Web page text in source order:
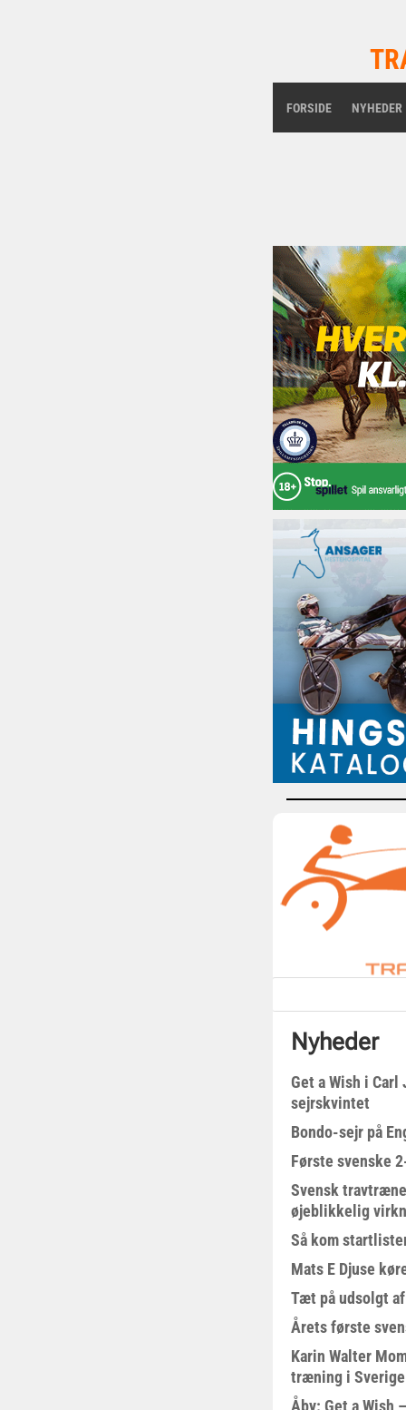
FORSIDE NYHEDER
Nyheder
Get a Wish i Carl
sejrskvintet
Bondo-sejr på
Første svenske
Svensk
øjeblikkelig
Så kom
Mats E Djuse
Tæt på udsolgt
Årets første
Karin Walter
træning i Sverige
Åby: Get a Wish